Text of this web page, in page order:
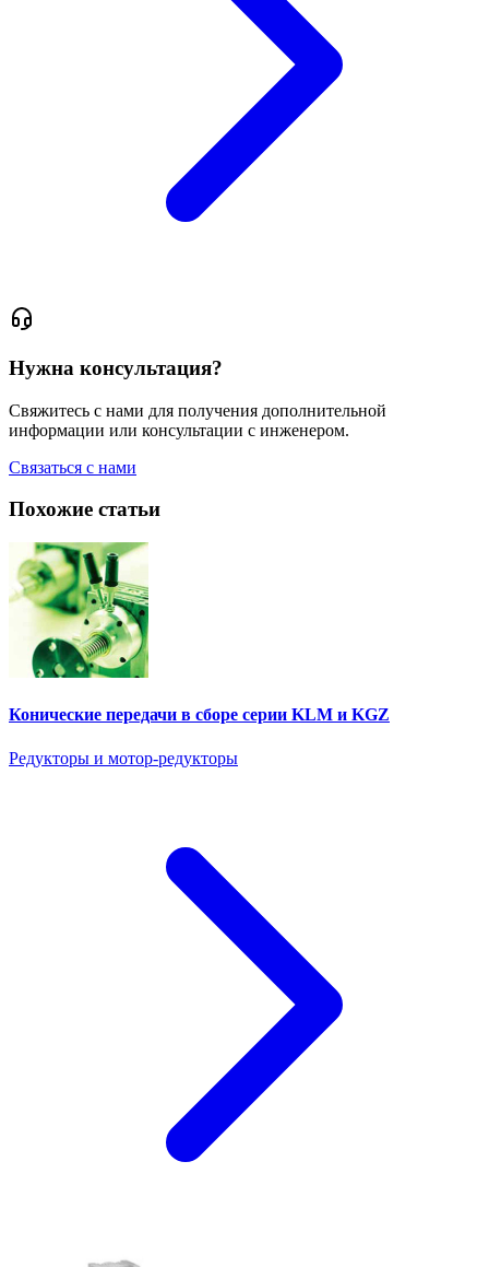
Нужна консультация?
Свяжитесь с нами для получения дополнительной
информации или консультации с инженером.
Связаться с нами
Похожие статьи
Конические передачи в сборе серии KLM и KGZ
Редукторы и мотор-редукторы